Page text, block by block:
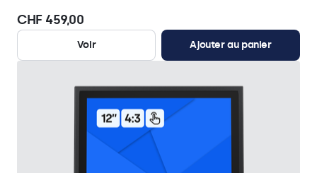
CHF 459,00
Voir Ajouter au panier